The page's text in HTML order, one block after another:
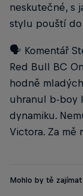
neskutečné, s
stylu pouští
🗣️ Komentář
Red Bull BC
hodně
uhranul b-boy
dynamiku.
Victora. Za mě
Mohlo by tě zajímat